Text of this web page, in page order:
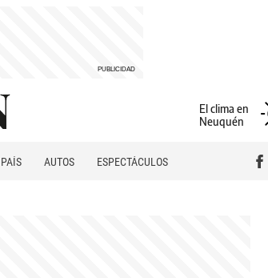
El clima en
Neuquén
PAÍS AUTOS
ESPECTÁCULOS